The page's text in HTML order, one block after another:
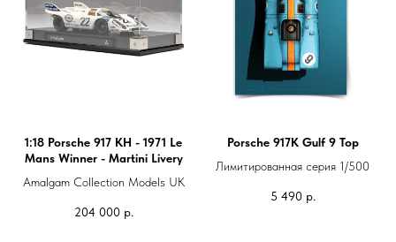
1:18 Porsche 917 KH - 1971 Le
Mans Winner - Martini Livery
Amalgam Collection Models UK
204 000 р.
Porsche 917K Gulf 9 Top
Лимитированная серия 1/500
5 490 р.